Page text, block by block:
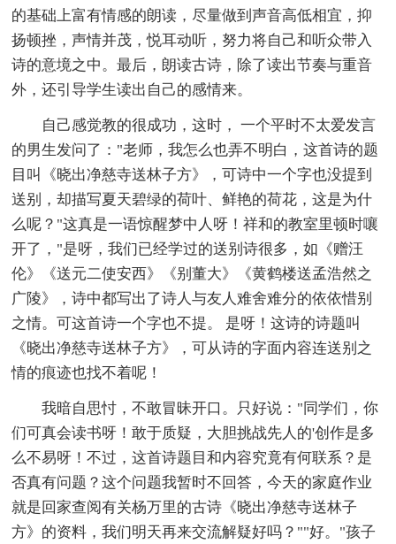
的基础上富有情感的朗读，尽量做到声音高低相宜，抑
扬顿挫，声情并茂，悦耳动听，努力将自己和听众带入
诗的意境之中。最后，朗读古诗，除了读出节奏与重音
外，还引导学生读出自己的感情来。
自己感觉教的很成功，这时， 一个平时不太爱发言
的男生发问了："老师，我怎么也弄不明白，这首诗的题
目叫《晓出净慈寺送林子方》，可诗中一个字也没提到
送别，却描写夏天碧绿的荷叶、鲜艳的荷花，这是为什
么呢？"这真是一语惊醒梦中人呀！祥和的教室里顿时嚷
开了，"是呀，我们已经学过的送别诗很多，如《赠汪
伦》《送元二使安西》《别董大》《黄鹤楼送孟浩然之
广陵》，诗中都写出了诗人与友人难舍难分的依依惜别
之情。可这首诗一个字也不提。 是呀！这诗的诗题叫
《晓出净慈寺送林子方》，可从诗的字面内容连送别之
情的痕迹也找不着呢！
我暗自思忖，不敢冒昧开口。只好说："同学们，你
们可真会读书呀！敢于质疑，大胆挑战先人的'创作是多
么不易呀！不过，这首诗题目和内容究竟有何联系？是
否真有问题？这个问题我暂时不回答，今天的家庭作业
就是回家查阅有关杨万里的古诗《晓出净慈寺送林子
方》的资料，我们明天再来交流解疑好吗？""好。"孩子